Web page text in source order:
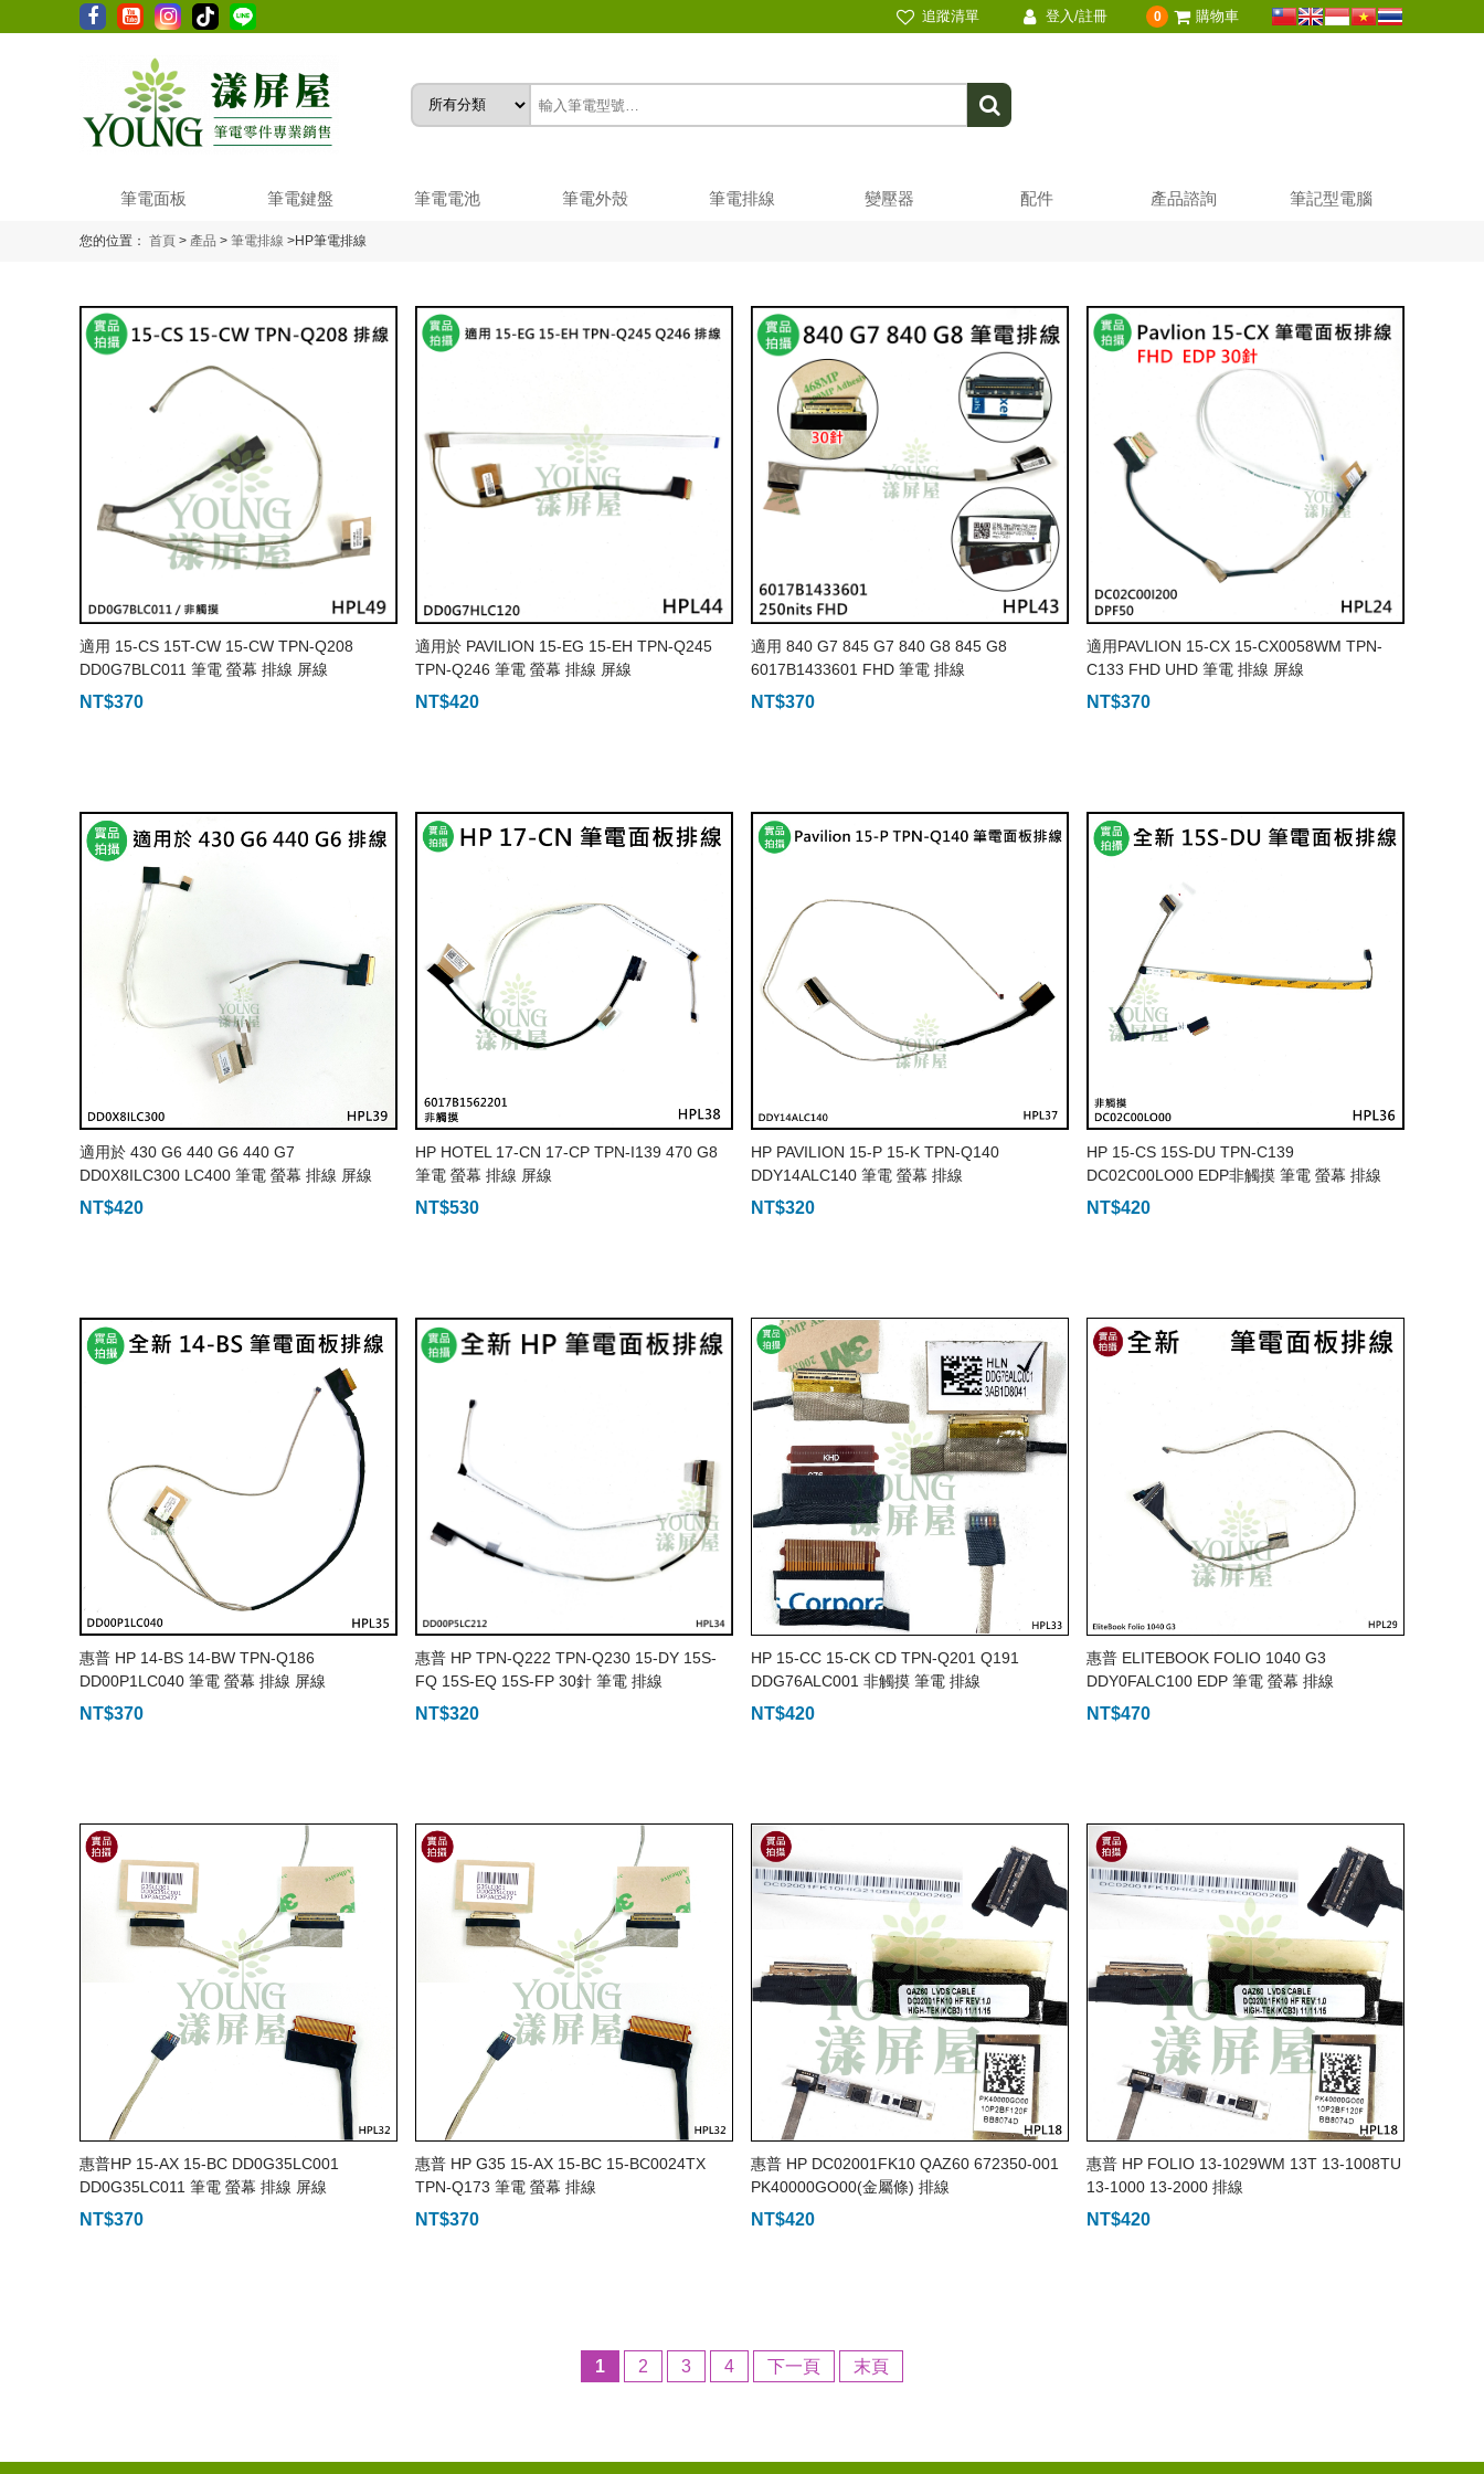
追蹤清單 登入/註冊 0 購物車
筆電面板 筆電鍵盤 筆電電池 筆電外殼 筆電排線 變壓器 配件 產品諮詢 筆記型電腦
您的位置： 首頁 > 產品 > 筆電排線 >HP筆電排線
適用 15-CS 15T-CW 15-CW TPN-Q208
DD0G7BLC011 筆電 螢幕 排線 屏線
NT$370
適用於 PAVILION 15-EG 15-EH TPN-Q245
TPN-Q246 筆電 螢幕 排線 屏線
NT$420
適用 840 G7 845 G7 840 G8 845 G8
6017B1433601 FHD 筆電 排線
NT$370
適用PAVLION 15-CX 15-CX0058WM TPN-
C133 FHD UHD 筆電 排線 屏線
NT$370
適用於 430 G6 440 G6 440 G7
DD0X8ILC300 LC400 筆電 螢幕 排線 屏線
NT$420
HP HOTEL 17-CN 17-CP TPN-I139 470 G8
筆電 螢幕 排線 屏線
NT$530
HP PAVILION 15-P 15-K TPN-Q140
DDY14ALC140 筆電 螢幕 排線
NT$320
HP 15-CS 15S-DU TPN-C139
DC02C00LO00 EDP非觸摸 筆電 螢幕 排線
NT$420
惠普 HP 14-BS 14-BW TPN-Q186
DD00P1LC040 筆電 螢幕 排線 屏線
NT$370
惠普 HP TPN-Q222 TPN-Q230 15-DY 15S-
FQ 15S-EQ 15S-FP 30針 筆電 排線
NT$320
HP 15-CC 15-CK CD TPN-Q201 Q191
DDG76ALC001 非觸摸 筆電 排線
NT$420
惠普 ELITEBOOK FOLIO 1040 G3
DDY0FALC100 EDP 筆電 螢幕 排線
NT$470
惠普HP 15-AX 15-BC DD0G35LC001
DD0G35LC011 筆電 螢幕 排線 屏線
NT$370
惠普 HP G35 15-AX 15-BC 15-BC0024TX
TPN-Q173 筆電 螢幕 排線
NT$370
惠普 HP DC02001FK10 QAZ60 672350-001
PK40000GO00(金屬條) 排線
NT$420
惠普 HP FOLIO 13-1029WM 13T 13-1008TU
13-1000 13-2000 排線
NT$420
1 2 3 4 下一頁 末頁